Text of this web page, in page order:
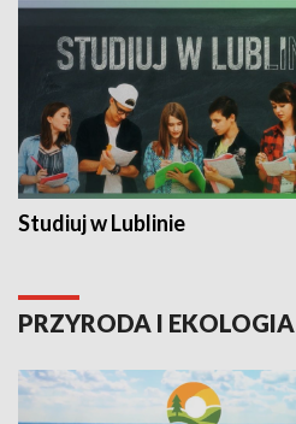
Studiuj w Lublinie
PRZYRODA I EKOLOGIA